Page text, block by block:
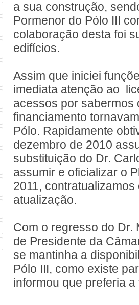
a sua construção,
Pormenor do Pólo III
colaboração desta foi
edifícios.
Assim que iniciei
imediata atenção ao
acessos por sabermos
financiamento
Pólo. Rapidamente
dezembro de 2010
substituição do Dr.
assumir e oficializar o
2011,
atualização.
Com o regresso do Dr.
de Presidente da
se mantinha a
Pólo III, como existe
informou que preferia